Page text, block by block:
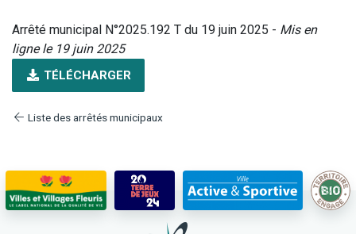
Arrêté municipal N°2025.192 T du 19 juin 2025 - Mis en
ligne le 19 juin 2025
TÉLÉCHARGER
Liste des arrêtés municipaux